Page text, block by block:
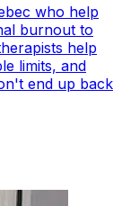
who help
burnout to
help
limits, and
end up back